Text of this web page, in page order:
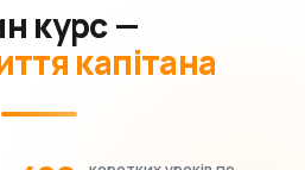
курс —
капітана